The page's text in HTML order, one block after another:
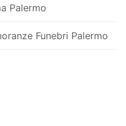
Palermo
Funebri Palermo